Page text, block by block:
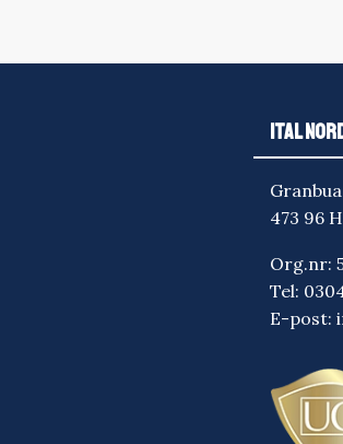
ITAL
Granbua
473 96
Org.nr:
Tel:
E-post: